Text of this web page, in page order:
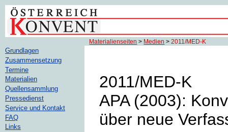
Materialienseiten > Medien >2011/MED-K
2011/MED-K
APA (2003):
über neue
Grundlagen
Zusammensetzung
Termine
Materialien
Quellensammlung
Pressedienst
Service und Kontakt
FAQ
Links